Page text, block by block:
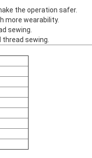
the operation safer.
more wearability.
sewing.
sewing.